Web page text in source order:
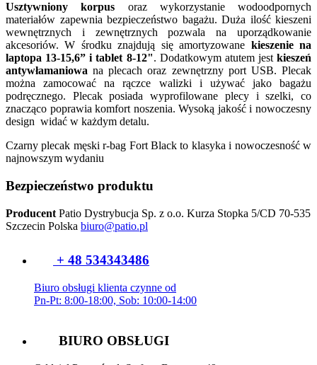
Usztywniony korpus oraz wykorzystanie wodoodpornych
materiałów zapewnia bezpieczeństwo bagażu. Duża ilość kieszeni
wewnętrznych i zewnętrznych pozwala na uporządkowanie
akcesoriów. W środku znajdują się amortyzowane kieszenie na
laptopa 13-15,6” i tablet 8-12". Dodatkowym atutem jestkieszeń
antywłamaniowa na plecach oraz zewnętrzny port USB. Plecak
można zamocować na rączce walizki i używać jako bagażu
podręcznego. Plecak posiada wyprofilowane plecy i szelki, co
znacząco poprawia komfort noszenia. Wysoką jakość i nowoczesny
design widać w każdym detalu.
Czarny plecak męski r-bag Fort Black to klasyka i nowoczesność w
najnowszym wydaniu
Bezpieczeństwo produktu
Producent Patio Dystrybucja Sp. z o.o. Kurza Stopka 5/CD 70-535
Szczecin Polska biuro@patio.pl
+ 48 534343486
Biuro obsługi klienta czynne od
Pn-Pt: 8:00-18:00, Sob: 10:00-14:00
BIURO OBSŁUGI